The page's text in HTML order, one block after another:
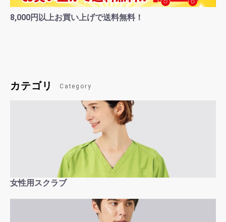
8,000円以上お買い上げで送料無料！
カテゴリ Category
女性用スクラブ